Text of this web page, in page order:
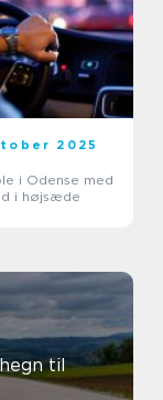
2025
i Odense med
i højsæde
til